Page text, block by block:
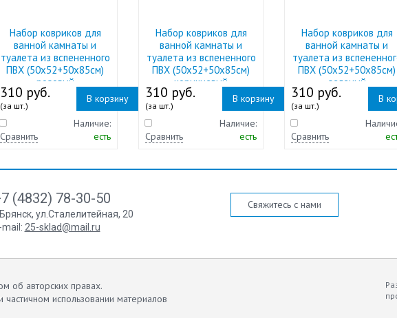
Набор ковриков для
ванной камнаты и
туалета из вспененного
ПВХ (50х52+50х85см)
розовый
310 руб.
(за шт.)
В корзину
Сравнить
Наличие:
есть
Набор ковриков для
ванной камнаты и
туалета из вспененного
ПВХ (50х52+50х85см)
коричневый
310 руб.
(за шт.)
В корзину
Сравнить
Наличие:
есть
Набор ковриков для
ванной камнаты и
туалета из
ПВХ (50х52+50х85см)
зеленый
310 руб.
(за шт.)
В
Сравнить
(4832) 78-30-50
, ул.Сталелитейная, 20
mail: 25-sklad@mail.ru
Свяжитесь с нами
об авторских правах.
использовании материалов